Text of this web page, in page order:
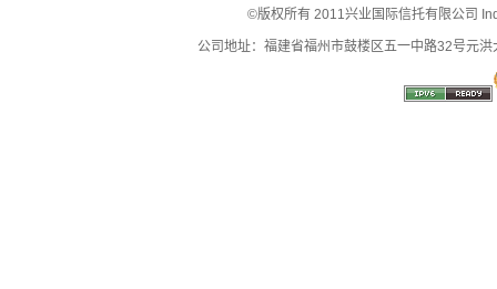
©版权所有 2011兴业国际信托有限公司
公司地址：福建省福州市鼓楼区五一中路32号元